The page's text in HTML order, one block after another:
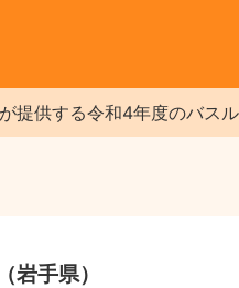
提供する令和4年度のバス
（岩手県）